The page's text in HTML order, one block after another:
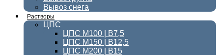
Вывоз снега
Растворы
ЦПС
ЦПС М100 | B7,5
ЦПС М150 | В12,5
ЦПС М200 | В15